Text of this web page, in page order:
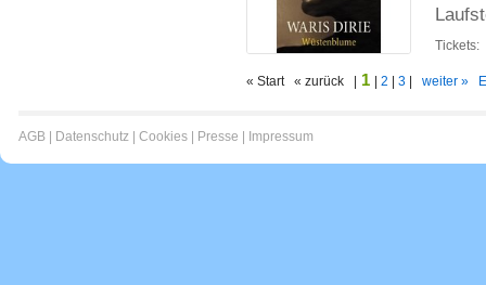
Tickets:
« Start « zurück | 1 2 3 weiter »
AGB Datenschutz Cookies Presse Impressum